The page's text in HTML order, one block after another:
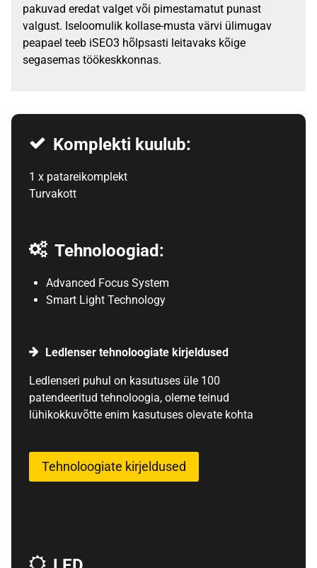
pakuvad eredat valget või pimestamatut punast
valgust. Iseloomulik kollase-musta värvi ülimugav
peapael teeb iSEO3 hõlpsasti leitavaks kõige
segasemas töökeskkonnas.
Komplekti kuulub:
1 x patareikomplekt
Turvakott
Tehnoloogiad:
Advanced Focus System
Smart Light Technology
Ledlenser tehnoloogiate kirjeldused
Ledlenseri puhul on kasutuses üle 100
patendeeritud tehnoloogia, oleme teinud
lühikokkuvõtte enim kasutuses olevate kohta
Tehnoloogiate kirjeldused